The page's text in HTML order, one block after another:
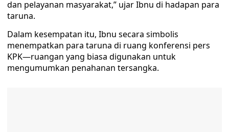
dan pelayanan masyarakat,” ujar Ibnu di hadapan para
taruna.
Dalam kesempatan itu, Ibnu secara simbolis
menempatkan para taruna di ruang konferensi pers
KPK—ruangan yang biasa digunakan untuk
mengumumkan penahanan tersangka.